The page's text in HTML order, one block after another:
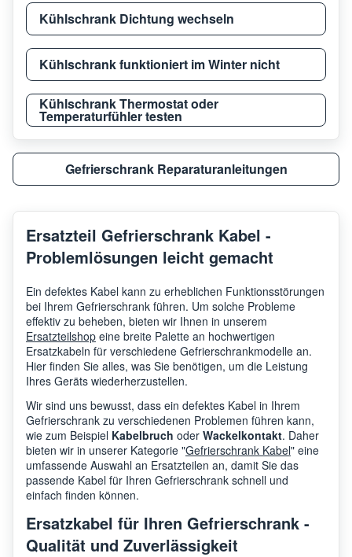
Kühlschrank Dichtung wechseln
Kühlschrank funktioniert im Winter nicht
Kühlschrank Thermostat oder
Temperaturfühler testen
Gefrierschrank Reparaturanleitungen
Ersatzteil Gefrierschrank Kabel -
Problemlösungen leicht gemacht
Ein defektes Kabel kann zu erheblichen Funktionsstörungen
bei Ihrem Gefrierschrank führen. Um solche Probleme
effektiv zu beheben, bieten wir Ihnen in unserem
Ersatzteilshop eine breite Palette an hochwertigen
Ersatzkabeln für verschiedene Gefrierschrankmodelle an.
Hier finden Sie alles, was Sie benötigen, um die Leistung
Ihres Geräts wiederherzustellen.
Wir sind uns bewusst, dass ein defektes Kabel in Ihrem
Gefrierschrank zu verschiedenen Problemen führen kann,
wie zum Beispiel Kabelbruch oder Wackelkontakt. Daher
bieten wir in unserer Kategorie "Gefrierschrank Kabel" eine
umfassende Auswahl an Ersatzteilen an, damit Sie das
passende Kabel für Ihren Gefrierschrank schnell und
einfach finden können.
Ersatzkabel für Ihren Gefrierschrank -
Qualität und Zuverlässigkeit